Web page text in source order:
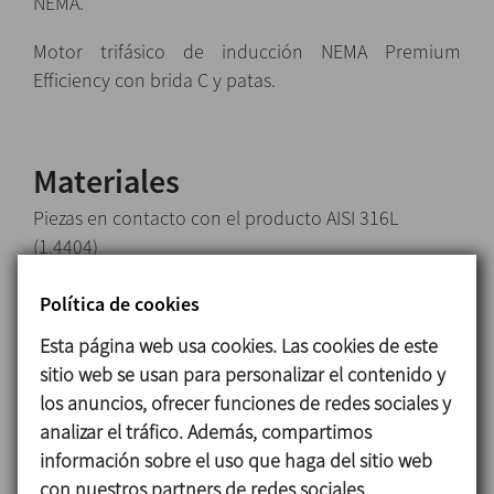
Motor trifásico de inducción NEMA Premium
Efficiency con brida C y patas.
Materiales
Piezas en contacto con el producto AISI 316L
(1.4404)
Otras piezas de acero AISI 304 (1.4301)
Cierre mecánico simple interior EN 12756 l1k:
Parte giratoria Carburo de Silicio (SiC)
Parte estacionaria Grafito (C)
Juntas EPDM
Política de cookies
Esta página web usa cookies. Las cookies de este
sitio web se usan para personalizar el contenido y
los anuncios, ofrecer funciones de redes sociales y
analizar el tráfico. Además, compartimos
información sobre el uso que haga del sitio web